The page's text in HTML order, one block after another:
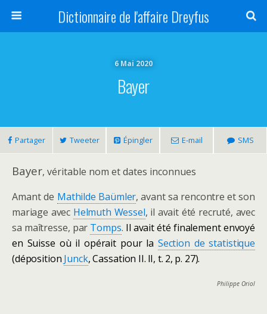
Dictionnaire de l'affaire Dreyfus
6 Mai 2020
Bayer
Partager Tweeter Épingler E-mail SMS
Bayer, véritable nom et dates inconnues
Amant de Mathilde Baümler, avant sa rencontre et son
mariage avec Helmuth Wessel, il avait été recruté, avec
sa maîtresse, par Tomps. Il avait été finalement envoyé
en Suisse où il opérait pour la Section de statistique
(déposition Junck, Cassation II. II, t. 2, p. 27).
Philippe Oriol